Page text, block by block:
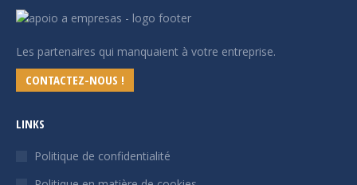
Les partenaires qui manquaient à votre entreprise.
CONTACTEZ-NOUS !
LINKS
Politique de confidentialité